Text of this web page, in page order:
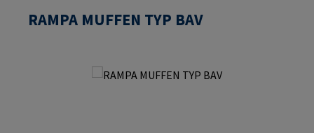
RAMPA MUFFEN TYP BAV
Bildergalerie überspringen